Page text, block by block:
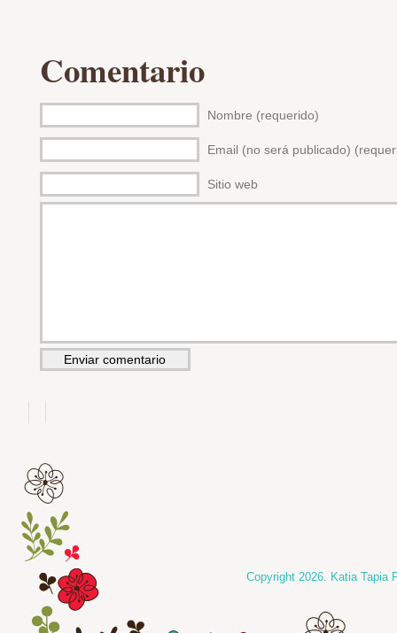
Comentario
Nombre (requerido)
Email (no será publicado)
Sitio web
Copyright 2026. Katia Tapia